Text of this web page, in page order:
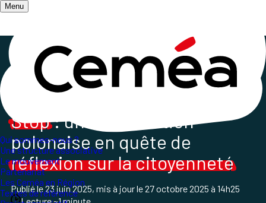
Menu
Qui sommes-nous ?
Une structure associative
Le mouvement
Partenariat
Les Ceméa en Région
Textes de référence
Accueil/
Les champs d'action
L'Action Internationale des Ceméa France
Accueil d'un groupe de Pologne à l'AN
Stop: une association
polonaise en quête de
réflexion sur la citoyenneté
Publié le23 juin 2025, mis à jour le27 octobre 2025 à 14h25
Lecture ~1 minute